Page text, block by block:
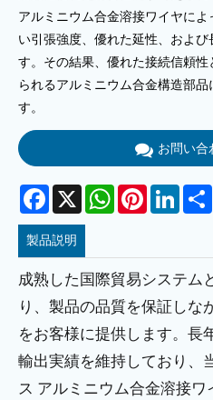
アルミニウム合金溶接ワイヤに
い引張強度、優れた延性、およ
す。その結果、優れた接続信頼
られるアルミニウム合金構造部
す。
お問い合
Facebook
X WhatsAppPinterest
製品説明
成熟した国際貿易システム
り、製品の品質を保証しな
をお客様に提供します。長
輸出実績を維持しており、
ス アルミニウム合金溶接